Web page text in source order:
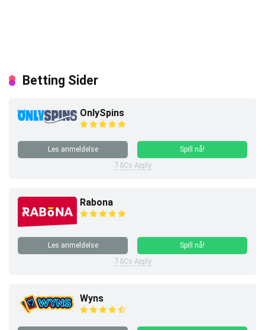
Betting Sider
OnlySpins
Les anmeldelse
Spill nå!
T&Cs Apply
Rabona
Les anmeldelse
Spill nå!
T&Cs Apply
Wyns